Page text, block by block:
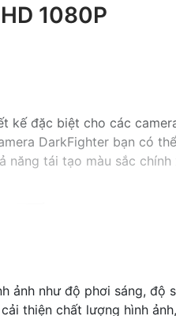
1080P
kế đặc biệt cho các
DarkFighter bạn có
tái tạo màu sắc
ảnh như độ phơi sáng, độ
thiện chất lượng hình